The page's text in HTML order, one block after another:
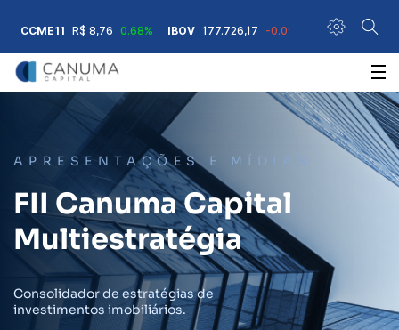
CCME11 R$ 8,76 0.68% IBOV 177.726,17 -0.09% IFIX 3.781,99
Contraste
Acessibilidade
APRESENTAÇÕES E MÍDIAS
FII Canuma Capital
Multiestratégia
Consolidador de estratégias de
investimentos imobiliários.